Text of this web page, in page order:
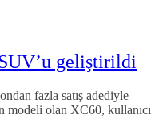
geliştirildi
fazla satış adediyle
modeli olan XC60, kullanıcı